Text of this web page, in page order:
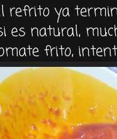
refrito ya
es natural,
frito,